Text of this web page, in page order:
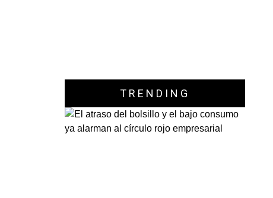
TRENDING